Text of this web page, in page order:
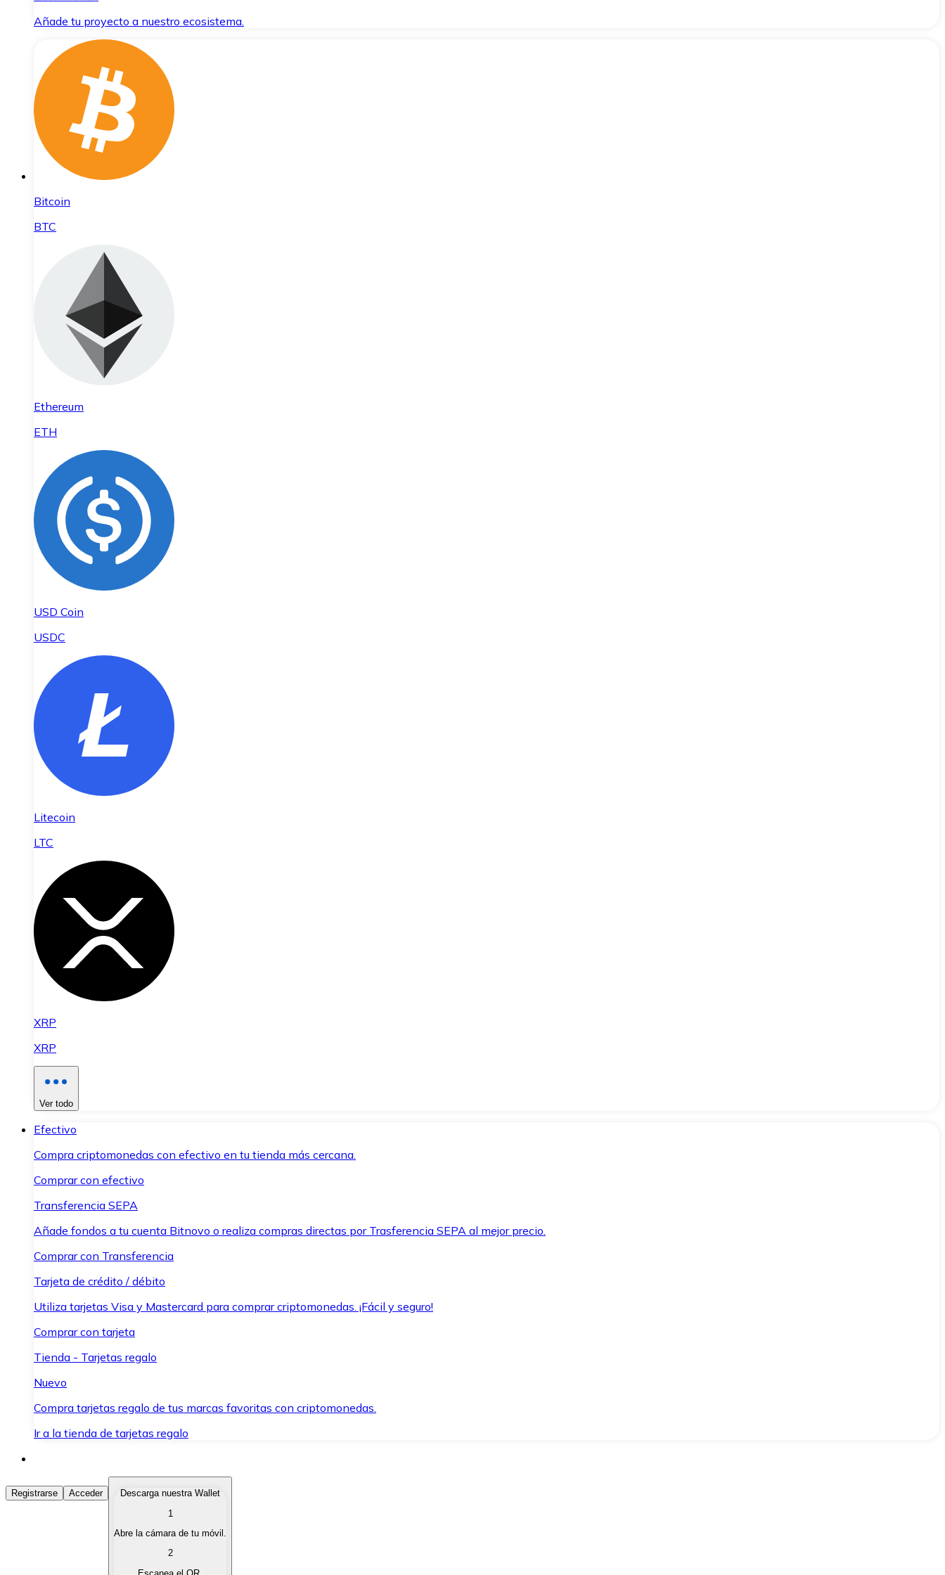
Añade tu proyecto a nuestro ecosistema.
Bitcoin
BTC
Ethereum
ETH
USD Coin
USDC
Litecoin
LTC
XRP
XRP
Ver todo
Efectivo
Compra criptomonedas con efectivo en tu tienda más cercana.
Comprar con efectivo
Transferencia SEPA
Añade fondos a tu cuenta Bitnovo o realiza compras directas por Trasferencia SEPA al mejor precio.
Comprar con Transferencia
Tarjeta de crédito / débito
Utiliza tarjetas Visa y Mastercard para comprar criptomonedas. ¡Fácil y seguro!
Comprar con tarjeta
Tienda - Tarjetas regalo
Nuevo
Compra tarjetas regalo de tus marcas favoritas con criptomonedas.
Ir a la tienda de tarjetas regalo
Comprar Criptomonedas
Compra criptomonedas con diferentes métodos de pago.
Vende tus criptomonedas de forma rápida y segura.
Registrarse Acceder
Descarga nuestra Wallet
1
Abre la cámara de tu móvil.
2